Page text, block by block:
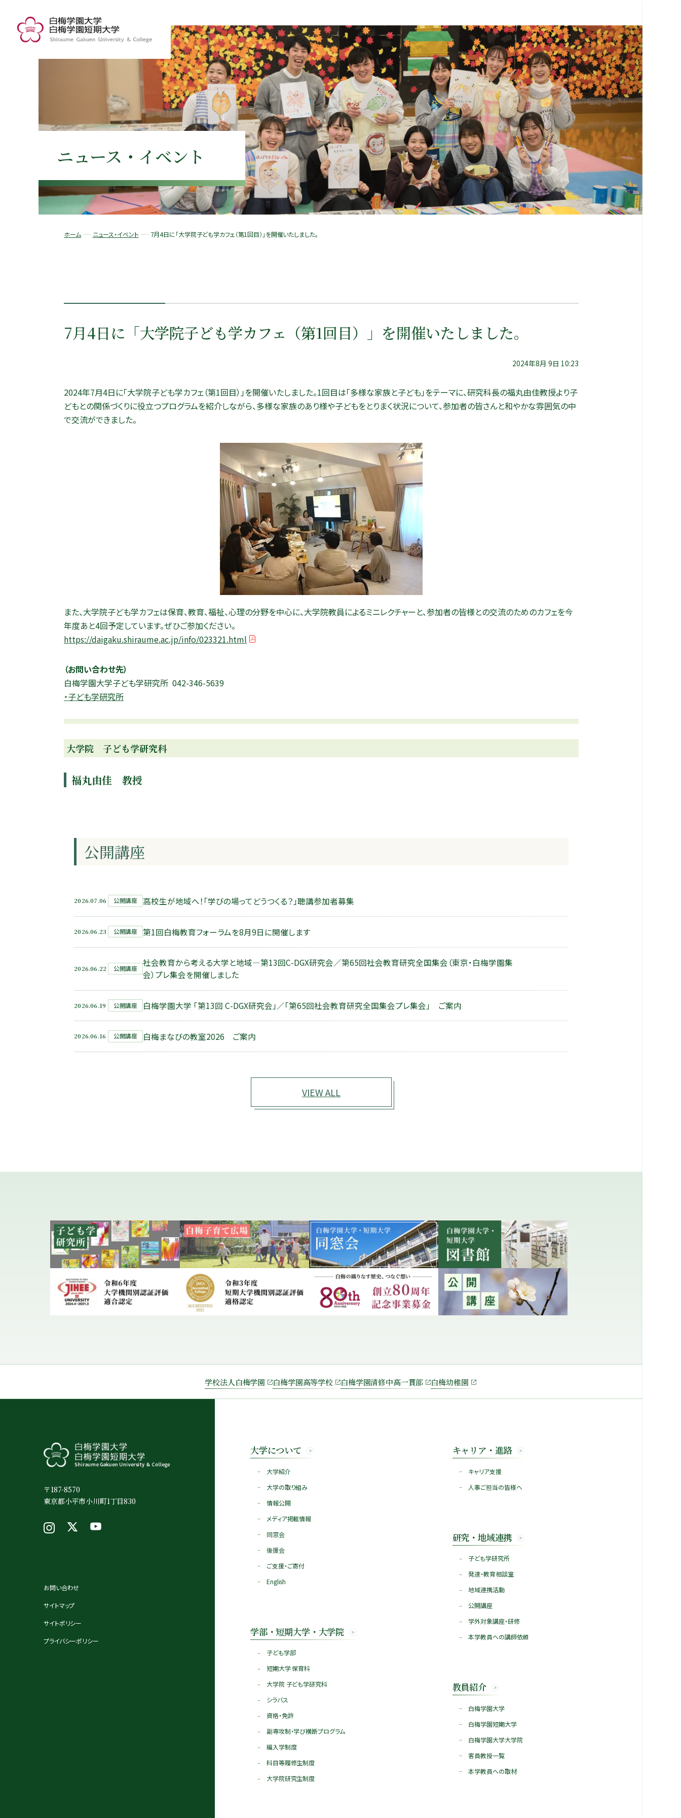
ニュース・イベント
ホーム ニュース・イベント 7月4日に「大学院子ども学カフェ（第1回目）」を開催いたしました。
7月4日に「大学院子ども学カフェ（第1回目）」を開催いたしました。
2024年8月 9日 10:23
2024年7月4日に「大学院子ども学カフェ（第1回目）」を開催いたしました。1回目は「多様な家族と子ども」をテーマに、研究科長の福丸由佳教授より子
どもとの関係づくりに役立つプログラムを紹介しながら、多様な家族のあり様や子どもをとりまく状況について、参加者の皆さんと和やかな雰囲気の中
で交流ができました。
また、大学院子ども学カフェは保育、教育、福祉、心理の分野を中心に、大学院教員によるミニレクチャーと、参加者の皆様との交流のためのカフェを今
年度あと4回予定しています。ぜひご参加ください。
https://daigaku.shiraume.ac.jp/info/023321.html
（お問い合わせ先）
白梅学園大学子ども学研究所042-346-5639
・子ども学研究所
大学院 子ども学研究科
福丸由佳 教授
公開講座
2026.07.06 公開講座 高校生が地域へ！「学びの場ってどうつくる？」聴講参加者募集
2026.06.23 公開講座 第1回白梅教育フォーラムを8月9日に開催します
2026.06.22 公開講座
社会教育から考える大学と地域―第13回C-DGX研究会／第65回社会教育研究全国集会（東京・白梅学園集
会）プレ集会を開催しました
2026.06.19 公開講座 白梅学園大学 「第13回 C-DGX研究会」／「第65回社会教育研究全国集会プレ集会」 ご案内
2026.06.16 公開講座 白梅まなびの教室2026 ご案内
VIEW ALL
学校法人白梅学園 白梅学園高等学校 白梅学園清修中高一貫部 白梅幼稚園
大学について
大学紹介
大学の取り組み
情報公開
メディア掲載情報
同窓会
後援会
ご支援・ご寄付
English
学部・短期大学・大学院
子ども学部
短期大学 保育科
大学院 子ども学研究科
シラバス
資格・免許
副専攻制・学び横断プログラム
編入学制度
科目等履修生制度
大学院研究生制度
キャリア・進路
キャリア支援
人事ご担当の皆様へ
研究・地域連携
子ども学研究所
発達・教育相談室
地域連携活動
公開講座
学外対象講座・研修
本学教員への講師依頼
教員紹介
白梅学園大学
白梅学園短期大学
白梅学園大学大学院
客員教授一覧
本学教員への取材
〒187-8570
東京都小平市小川町1丁目830
お問い合わせ
サイトマップ
サイトポリシー
プライバシーポリシー